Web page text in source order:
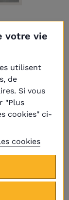
votre vie
utilisent
de
Si vous
"Plus
cookies" ci-
cookies